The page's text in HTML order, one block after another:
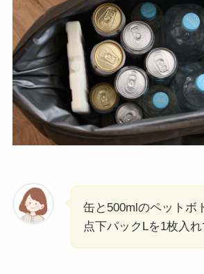
缶と500mlのペットボ
点下パックLを1枚入れ